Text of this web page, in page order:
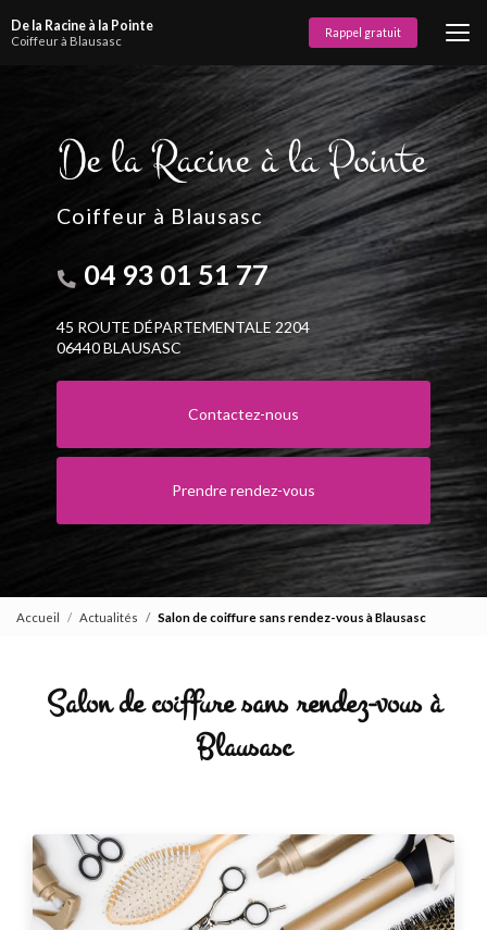
au
contenu
De la Racine à la Pointe
Coiffeur à Blausasc
Rappel gratuit
Coiffeur à Blausasc
04 93 01 51 77
45 ROUTE DÉPARTEMENTALE 2204
06440 BLAUSASC
Contactez-nous
Prendre rendez-vous
Accueil Actualités Salon de coiffure sans rendez-vous à Blausasc
Salon de coiffure sans rendez-vous à
Blausasc